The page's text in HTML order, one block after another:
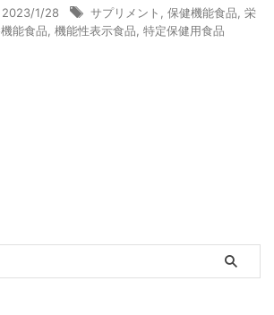
2023/1/28 サプリメント 保健機能食品 栄
能食品 機能性表示食品 特定保健用食品